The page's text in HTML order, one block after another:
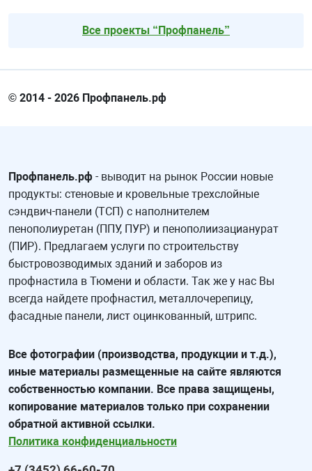
Все проекты “Профпанель”
© 2014 - 2026 Профпанель.рф
Профпанель.рф - выводит на рынок России новые
продукты: стеновые и кровельные трехслойные
сэндвич-панели (ТСП) с наполнителем
пенополиуретан (ППУ, ПУР) и пенополиизацианурат
(ПИР). Предлагаем услуги по строительству
быстровозводимых зданий и заборов из
профнастила в Тюмени и области. Так же у нас Вы
всегда найдете профнастил, металлочерепицу,
фасадные панели, лист оцинкованный, штрипс.
Все фотографии (производства, продукции и т.д.),
иные материалы размещенные на сайте являются
собственностью компании. Все права защищены,
копирование материалов только при сохранении
обратной активной ссылки.
Политика конфиденциальности